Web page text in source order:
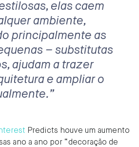
elas caem
ambiente,
principalmente as
– substitutas
ajudam a trazer
e ampliar o
Predicts houve um aumento
ano a ano por “decoração de